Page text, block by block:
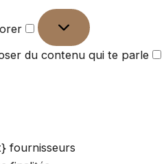
du contenu qui te parle
fournisseurs